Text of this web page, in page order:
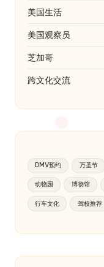
美国生活
美国观察员
芝加哥
跨文化交流
DMV预约 万圣节
动物园 博物馆
行车文化 驾校推荐